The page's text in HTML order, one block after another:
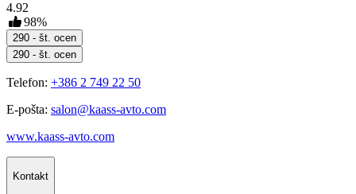
4.92
98%
290 - št. ocen
290 - št. ocen
Telefon: +386 2 749 22 50
E-pošta: salon@kaass-avto.com
www.kaass-avto.com
Kontakt